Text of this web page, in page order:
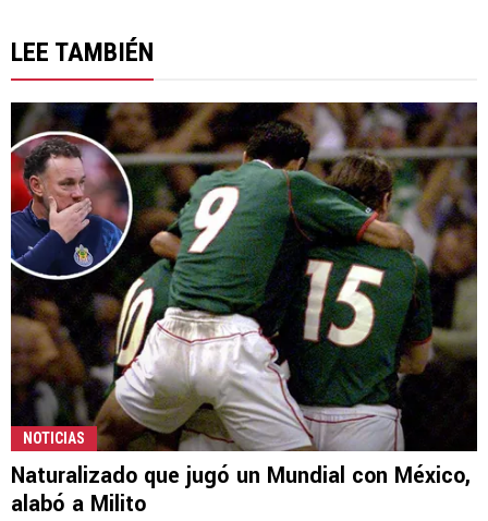
LEE TAMBIÉN
NOTICIAS
Naturalizado que jugó un Mundial con México,
alabó a Milito